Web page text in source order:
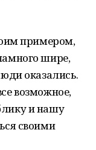
примером,
шире,
оказались.
возможное,
и нашу
своими